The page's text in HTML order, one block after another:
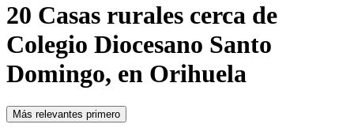
20 Casas rurales cerca de
Colegio Diocesano Santo
Domingo, en Orihuela
Más relevantes primero